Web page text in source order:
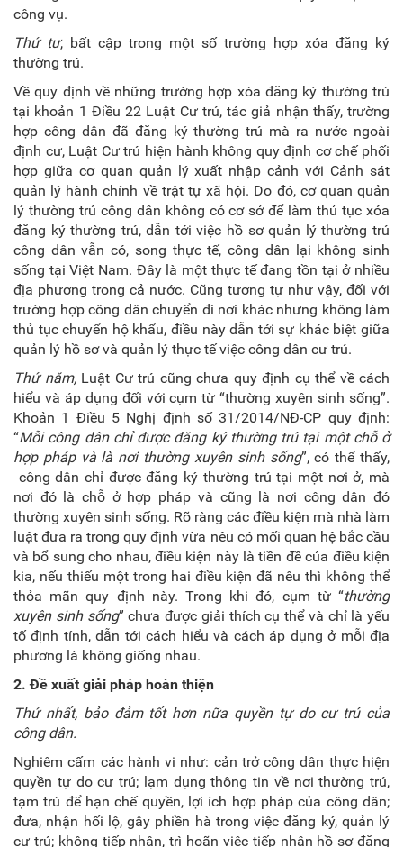
công vụ.
Thứ tư, bất cập trong một số trường hợp xóa đăng ký
thường trú.
Về quy định về những trường hợp xóa đăng ký thường trú
tại khoản 1 Điều 22 Luật Cư trú, tác giả nhận thấy, trường
hợp công dân đã đăng ký thường trú mà ra nước ngoài
định cư, Luật Cư trú hiện hành không quy định cơ chế phối
hợp giữa cơ quan quản lý xuất nhập cảnh với Cảnh sát
quản lý hành chính về trật tự xã hội. Do đó, cơ quan quản
lý thường trú công dân không có cơ sở để làm thủ tục xóa
đăng ký thường trú, dẫn tới việc hồ sơ quản lý thường trú
công dân vẫn có, song thực tế, công dân lại không sinh
sống tại Việt Nam. Đây là một thực tế đang tồn tại ở nhiều
địa phương trong cả nước. Cũng tương tự như vậy, đối với
trường hợp công dân chuyển đi nơi khác nhưng không làm
thủ tục chuyển hộ khẩu, điều này dẫn tới sự khác biệt giữa
quản lý hồ sơ và quản lý thực tế việc công dân cư trú.
Thứ năm, Luật Cư trú cũng chưa quy định cụ thể về cách
hiểu và áp dụng đối với cụm từ “thường xuyên sinh sống”.
Khoản 1 Điều 5 Nghị định số 31/2014/NĐ-CP quy định:
“Mỗi công dân chỉ được đăng ký thường trú tại một chỗ ở
hợp pháp và là nơi thường xuyên sinh sống”, có thể thấy,
công dân chỉ được đăng ký thường trú tại một nơi ở, mà
nơi đó là chỗ ở hợp pháp và cũng là nơi công dân đó
thường xuyên sinh sống. Rõ ràng các điều kiện mà nhà làm
luật đưa ra trong quy định vừa nêu có mối quan hệ bắc cầu
và bổ sung cho nhau, điều kiện này là tiền đề của điều kiện
kia, nếu thiếu một trong hai điều kiện đã nêu thì không thể
thỏa mãn quy định này. Trong khi đó, cụm từ “thường
xuyên sinh sống” chưa được giải thích cụ thể và chỉ là yếu
tố định tính, dẫn tới cách hiểu và cách áp dụng ở mỗi địa
phương là không giống nhau.
2. Đề xuất giải pháp hoàn thiện
Thứ nhất, bảo đảm tốt hơn nữa quyền tự do cư trú của
công dân.
Nghiêm cấm các hành vi như: cản trở công dân thực hiện
quyền tự do cư trú; lạm dụng thông tin về nơi thường trú,
tạm trú để hạn chế quyền, lợi ích hợp pháp của công dân;
đưa, nhận hối lộ, gây phiền hà trong việc đăng ký, quản lý
cư trú; không tiếp nhận, trì hoãn việc tiếp nhận hồ sơ đăng